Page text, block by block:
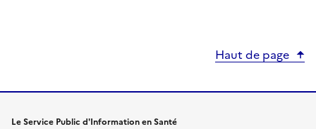
Haut de page
Le Service Public d'Information en Santé